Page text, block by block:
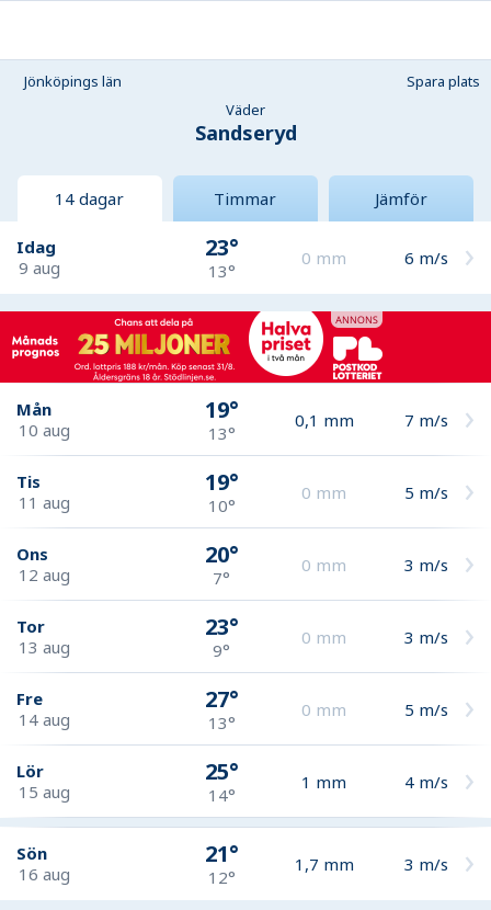
Jönköpings län
Spara plats
Väder
Sandseryd
14 dagar Timmar Jämför
Idag
9 aug
23°
13°
0 mm 6 m/s
Mån
10 aug
19°
13°
0,1 mm 7 m/s
Tis
11 aug
19°
10°
0 mm 5 m/s
Ons
12 aug
20°
7°
0 mm 3 m/s
Tor
13 aug
23°
9°
0 mm 3 m/s
Fre
14 aug
27°
13°
0 mm 5 m/s
Lör
15 aug
25°
14°
1 mm 4 m/s
Sön
16 aug
21°
12°
1,7 mm 3 m/s